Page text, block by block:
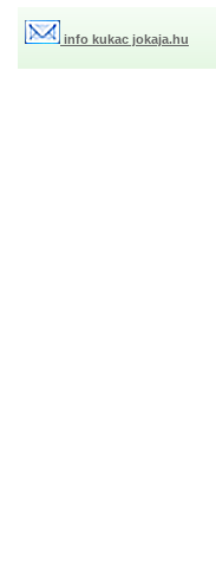
info kukac jokaja.hu